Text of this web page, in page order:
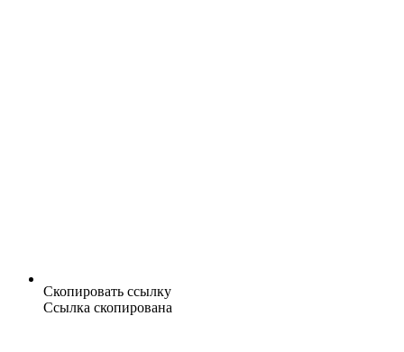
Скопировать ссылку
Ссылка скопирована